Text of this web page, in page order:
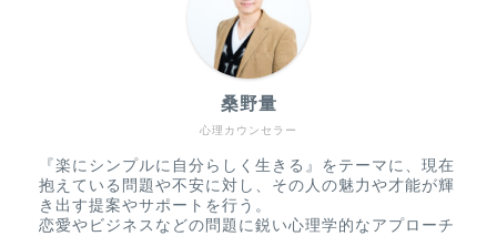
心理カウンセラー
桑野量
『楽にシンプルに自分らしく生きる』をテーマに、現在
抱えている問題や不安に対し、その人の魅力や才能が輝
き出す提案やサポートを行う。
恋愛やビジネスなどの問題に鋭い心理学的なアプローチ